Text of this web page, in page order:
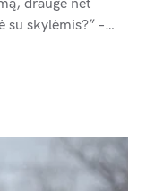
draugė net
su skylėmis?” –…